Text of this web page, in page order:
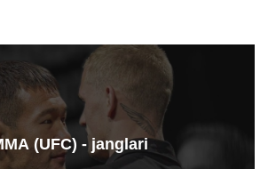
(UFC) - janglari